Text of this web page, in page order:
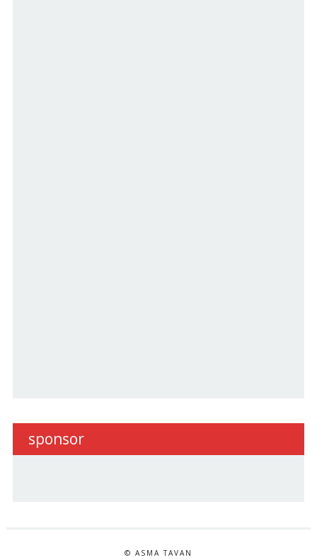
sponsor
© ASMA TAVAN